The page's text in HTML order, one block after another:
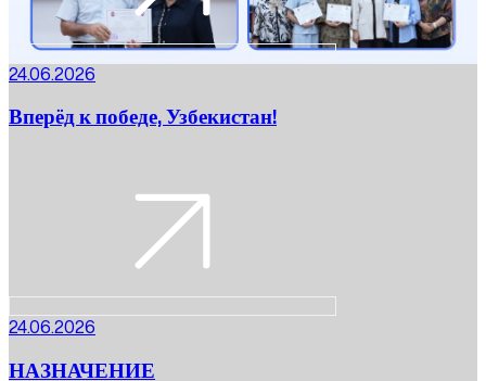
24.06.2026
Вперёд к победе, Узбекистан!
24.06.2026
НАЗНАЧЕНИЕ